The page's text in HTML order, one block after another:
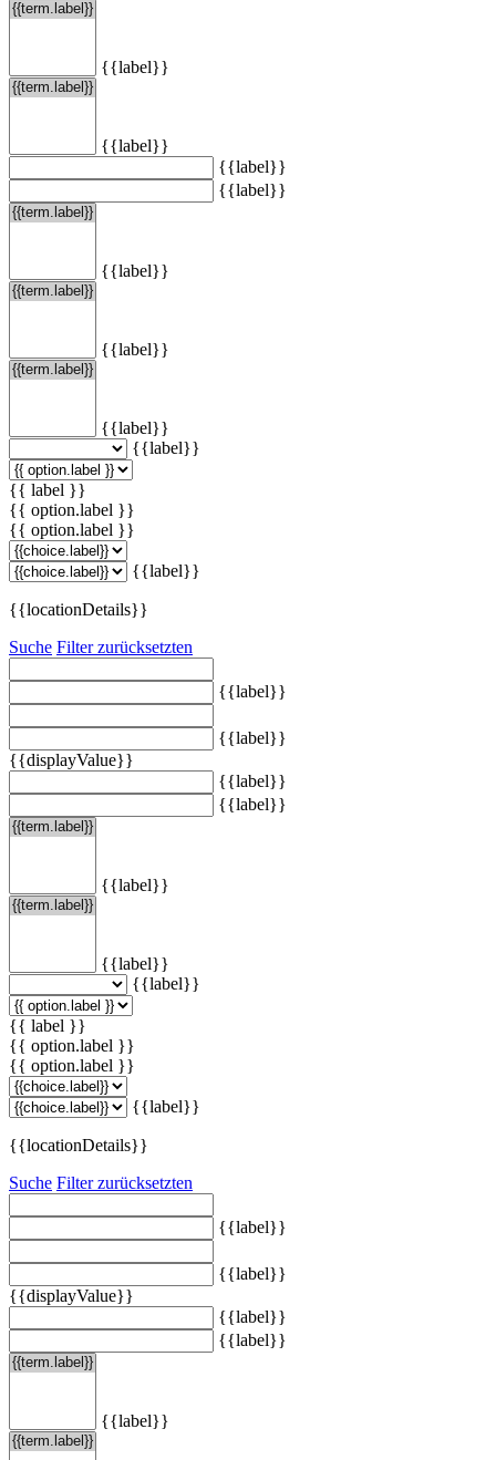
{{label}}
{{label}}
{{label}}
{{label}}
{{label}}
{{label}}
{{label}}
{{label}}
{{ label }}
{{ option.label }}
{{ option.label }}
{{label}}
{{locationDetails}}
Suche Filter zurücksetzten
{{label}}
{{label}}
{{displayValue}}
{{label}}
{{label}}
{{label}}
{{label}}
{{label}}
{{ label }}
{{ option.label }}
{{ option.label }}
{{label}}
{{locationDetails}}
Suche Filter zurücksetzten
{{label}}
{{label}}
{{displayValue}}
{{label}}
{{label}}
{{label}}